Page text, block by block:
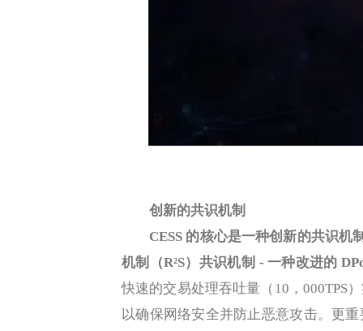
创新的共识机制
CESS 的核心是一种创新的共识机
机制（R²S）共识机制 - 一种改进的
快速的交易处理吞吐量（10，000TPS
以确保网络安全并防止恶意攻击。更